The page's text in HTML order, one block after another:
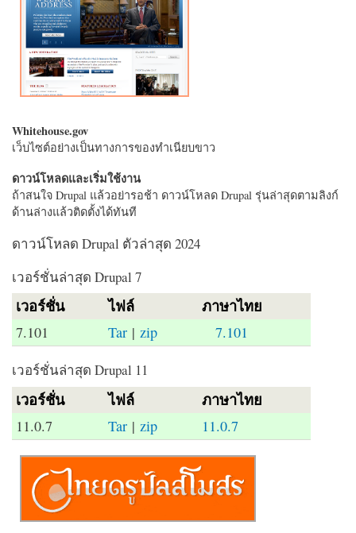
Whitehouse.gov
เว็บไซต์อย่างเป็นทางการของทำเนียบขาว
ดาวน์โหลดและเริ่มใช้งาน
ถ้าสนใจ Drupal แล้วอย่ารอช้า ดาวน์โหลด Drupal รุ่นล่าสุดตามลิงก์
ด้านล่างแล้วติดตั้งได้ทันที
ดาวน์โหลด Drupal ตัวล่าสุด 2024
เวอร์ชั่นล่าสุด Drupal 7
เวอร์ชั่น ไฟล์ ภาษาไทย
7.101 Tar |zip 7.101
เวอร์ชั่นล่าสุด Drupal 11
เวอร์ชั่น ไฟล์ ภาษาไทย
11.0.7 Tar | zip 11.0.7